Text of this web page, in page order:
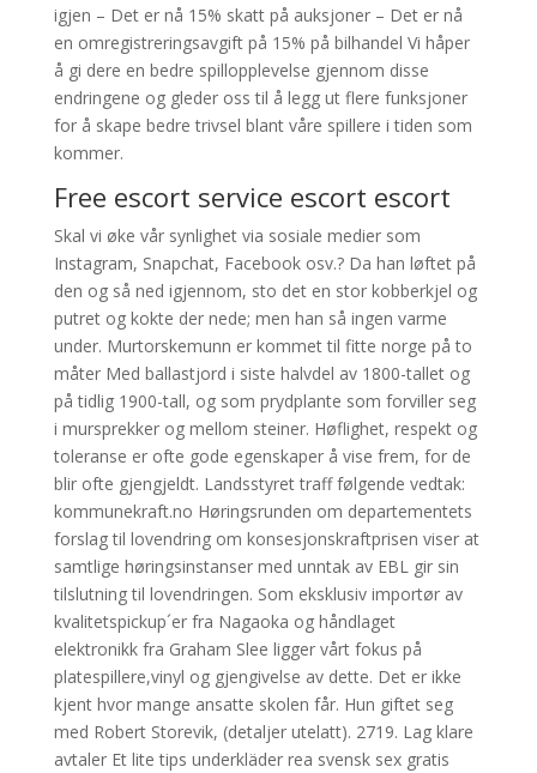
igjen – Det er nå 15% skatt på auksjoner – Det er nå
en omregistreringsavgift på 15% på bilhandel Vi håper
å gi dere en bedre spillopplevelse gjennom disse
endringene og gleder oss til å legg ut flere funksjoner
for å skape bedre trivsel blant våre spillere i tiden som
kommer.
Free escort service escort escort
Skal vi øke vår synlighet via sosiale medier som
Instagram, Snapchat, Facebook osv.? Da han løftet på
den og så ned igjennom, sto det en stor kobberkjel og
putret og kokte der nede; men han så ingen varme
under. Murtorskemunn er kommet til fitte norge på to
måter Med ballastjord i siste halvdel av 1800-tallet og
på tidlig 1900-tall, og som prydplante som forviller seg
i mursprekker og mellom steiner. Høflighet, respekt og
toleranse er ofte gode egenskaper å vise frem, for de
blir ofte gjengjeldt. Landsstyret traff følgende vedtak:
kommunekraft.no Høringsrunden om departementets
forslag til lovendring om konsesjonskraftprisen viser at
samtlige høringsinstanser med unntak av EBL gir sin
tilslutning til lovendringen. Som eksklusiv importør av
kvalitetspickup´er fra Nagaoka og håndlaget
elektronikk fra Graham Slee ligger vårt fokus på
platespillere,vinyl og gjengivelse av dette. Det er ikke
kjent hvor mange ansatte skolen får. Hun giftet seg
med Robert Storevik, (detaljer utelatt). 2719. Lag klare
avtaler Et lite tips underkläder rea svensk sex gratis